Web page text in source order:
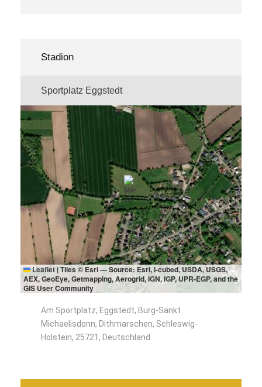
Stadion
Sportplatz Eggstedt
Leaflet|Tiles © Esri — Source: Esri, i-cubed, USDA, USGS,
AEX, GeoEye, Getmapping, Aerogrid, IGN, IGP, UPR-EGP, and the
GIS User Community
Am Sportplatz, Eggstedt, Burg-Sankt
Michaelisdonn, Dithmarschen, Schleswig-
Holstein, 25721, Deutschland